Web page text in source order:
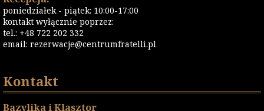
poniedziałek - piątek: 10:00-17:00
kontakt wyłącznie poprzez:
tel.: +48 722 202 332
email: rezerwacje@centrumfratelli.pl
Kontakt
Bazylika i Klasztor